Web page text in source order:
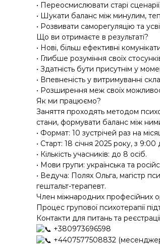
• Переосмислювати старі
• Шукати баланс між минулим,
• Розвивати саморегуляцію та
Що ви отримаєте в результаті?
• Нові, більш ефективні
• Глибше розуміння своїх
• Здатність бути присутнім у
• Впевненість у витримуванні
• Розширення меж своїх
Як ми працюємо?
Заняття проходять методом
стани, формувати баланс між ними
• Формат: 10 зустрічей раз на
• Старт: 18 січня 2025 року, з
• Кількість учасників: до 8 осіб.
• Мови групи: українська та
• Ведуча: Полях Ольга, магістр
гештальт-терапевт.
Член міжнародних професійних
Процес групової психотерапії
Контакти для питань та
+380973696598
+4407577508832